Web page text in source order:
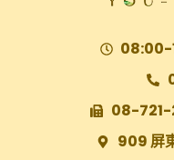
08:00-
08-
909 屏